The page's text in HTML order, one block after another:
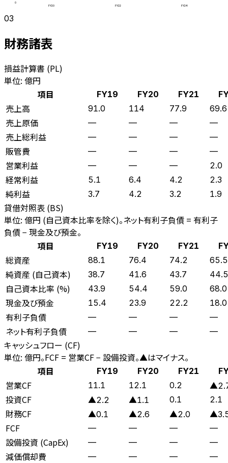
0
FY20 FY22 FY24
03
財務諸表
損益計算書 (PL)
単位: 億円
項目
FY19 FY20 FY21
売上高 91.0 114 77.9 69.6
売上原価 — — — —
売上総利益 — — — —
販管費 — — — —
営業利益 — — — 2.0
経常利益 5.1 6.4 4.2 2.3
純利益 3.7 4.2 3.2 1.9
貸借対照表 (BS)
単位: 億円 (自己資本比率を除く)。ネット有利子負債 = 有利子
負債 − 現金及び預金。
項目
FY19 FY20 FY21
総資産 88.1 76.4 74.2 65.5
純資産 (自己資本) 38.7 41.6 43.7 44.5
自己資本比率 (%) 43.9 54.4 59.0 68.0
現金及び預金 15.4 23.9 22.2 18.0
有利子負債 — — — —
ネット有利子負債 — — — —
キャッシュフロー (CF)
単位: 億円。FCF = 営業CF − 設備投資。▲はマイナス。
項目
FY19 FY20 FY21
営業CF 11.1 12.1 0.2
投資CF ▲2.2 ▲1.1 0.1 2.1
財務CF ▲0.1 ▲2.6 ▲2.0
FCF — — — —
設備投資 (CapEx) — — — —
減価償却費 — — — —